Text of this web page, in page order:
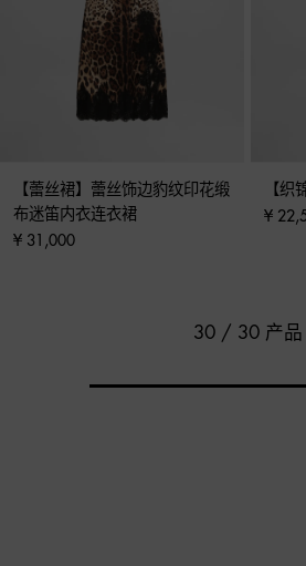
【蕾丝裙】蕾丝饰边豹纹印花缎
布迷笛内衣连衣裙
¥ 31,000
【织
¥
30 / 30 产品